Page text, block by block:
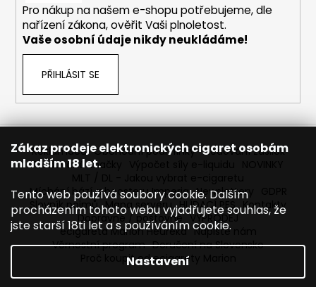
Zákaz prodeje elektronických cigaret osobám
mladším 18 let.
Tento web používá soubory cookie. Dalším
procházením tohoto webu vyjadřujete souhlas, že
jste starší 18ti let a s používáním cookie.
Nastavení
m
JOYETECH
BF
SS316
ATOMIZER
0,6OHM
45
Kč
Pro nákup na našem e-shopu potřebujeme, dle
nařízení zákona, ověřit Vaši plnoletost.
Vaše osobní údaje nikdy neukládáme!
PŘIHLÁSIT SE
Reklamace Obchodní podmínky Sledování zásilek
Prodávané značky
Míchání bází a boosteru Imperia Newslettery
Slovník pojmů Mapa serveru HLÍDACÍ PES Kontakty
Dopravné / poštovné VÝPRODEJ
ecigareta Marion Heureka Napište nám
Věrnostní program Doručení na Slovensko
Proč koupit od ecigarety Marion